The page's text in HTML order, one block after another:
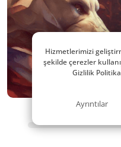
Hizmetlerimizi
şekilde çerezler
Gizlilik
Ayrıntılar